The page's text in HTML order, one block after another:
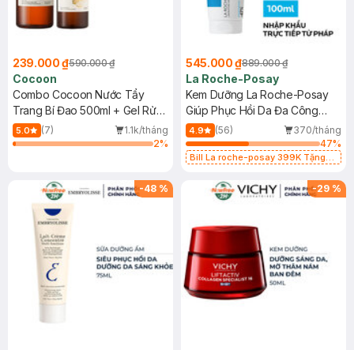
239.000 ₫590.000 ₫
Cocoon
Combo Cocoon Nước Tẩy
Trang Bí Đao 500ml + Gel Rửa
Mặt Bí Đao 310ml
5.0 (7)
1.1k/tháng
2%
545.000 ₫889.000 ₫
La Roche-Posay
Kem Dưỡng La Roche-Posay
Giúp Phục Hồi Da Đa Công
Dụng 100ml
4.9 (56)
370/tháng
47%
Bill La roche-posay 399K Tặng
(SL có hạn)
-48 % -29 %